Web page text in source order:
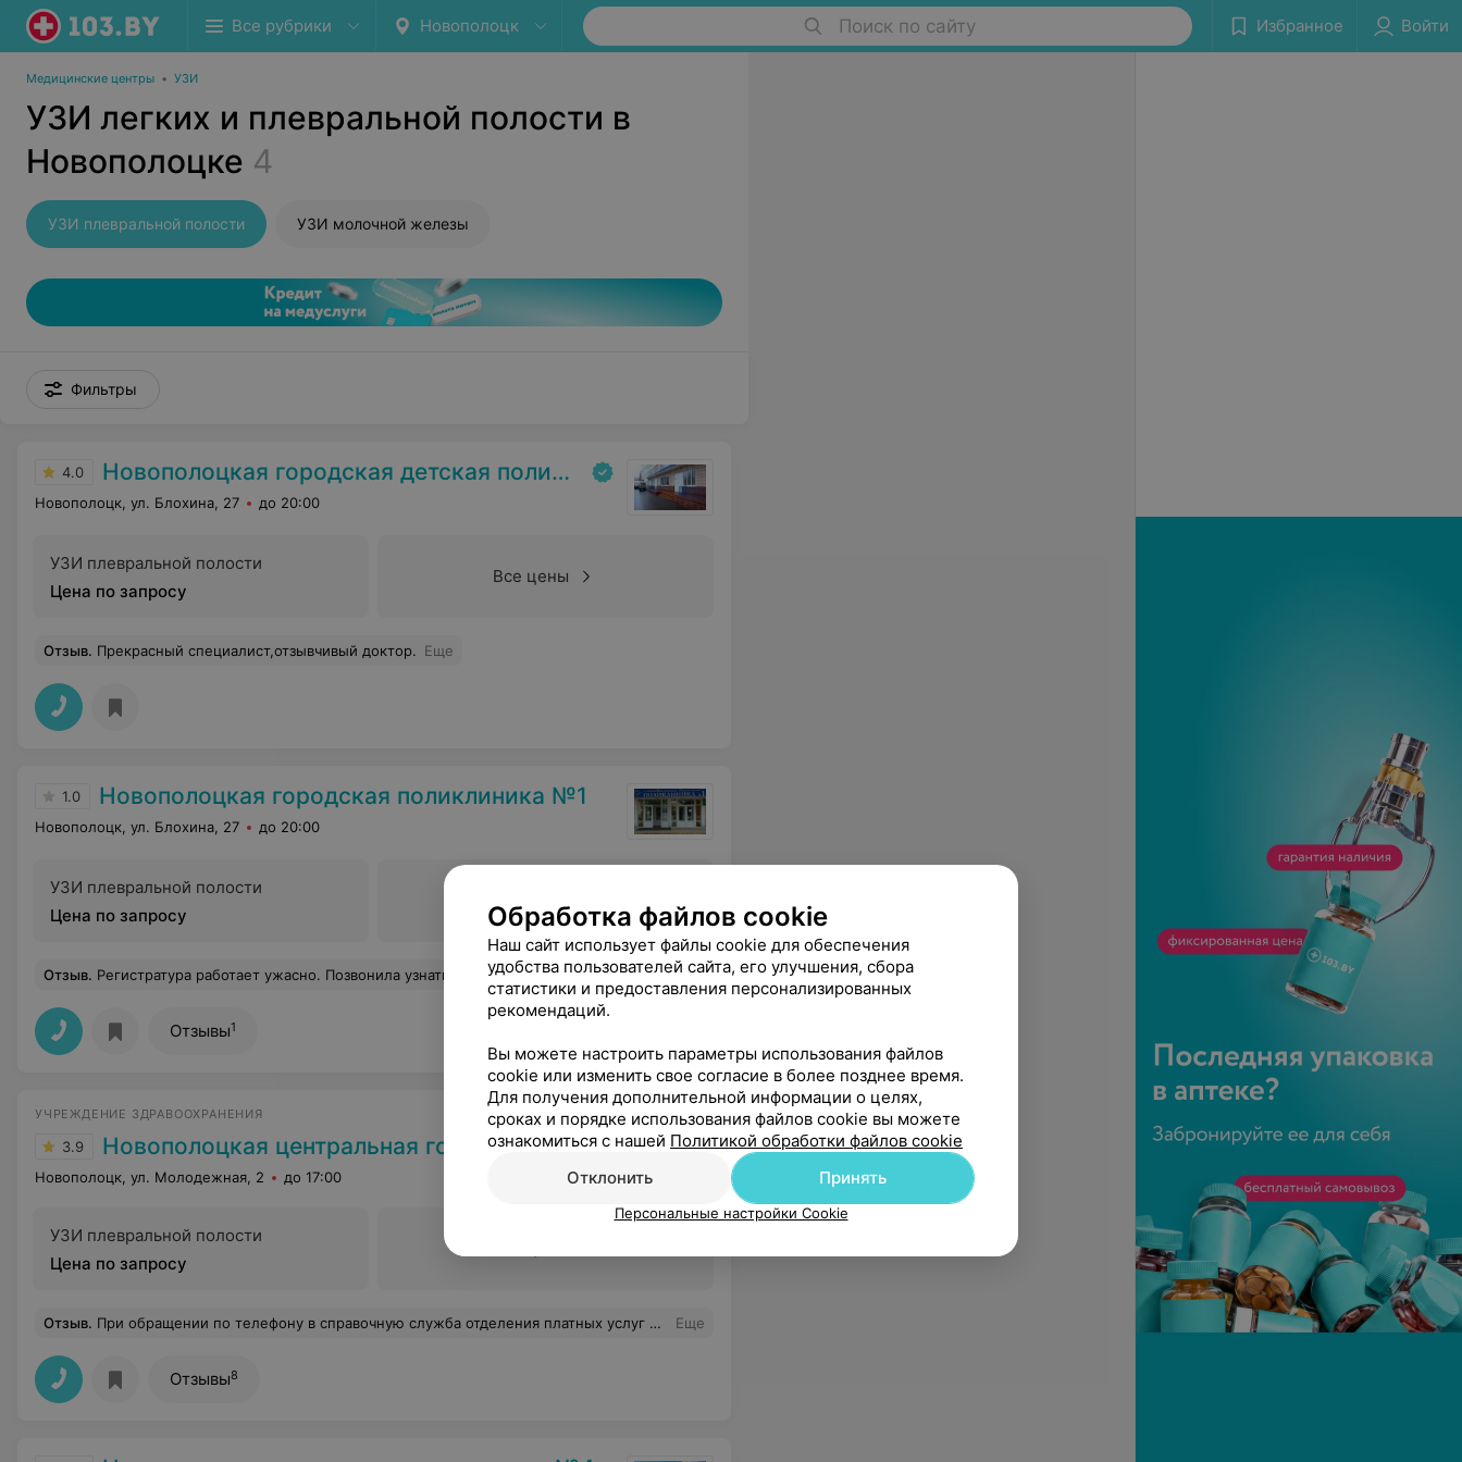
Все рубрики Новополоцк Поиск по сайту Избранное Войти
Медицинские центры • УЗИ
УЗИ легких и плевральной полости в
Новополоцке 4
УЗИ плевральной полости УЗИ молочной железы
Фильтры
4.0 Новополоцкая городская детская поликлиника
Новополоцк, ул. Блохина, 27 до 20:00
УЗИ плевральной полости
Цена по запросу
Все цены
Отзыв. Прекрасный специалист,отзывчивый доктор. Еще
1.0 Новополоцкая городская поликлиника №1
Новополоцк, ул. Блохина, 27 до 20:00
УЗИ плевральной полости
Цена по запросу
Отзыв. Регистратура работает ужасно. Позвонила узнать ,как работает поликлиника 4.01.2025 и 6.01.2025 ,мне грубо ответили, что поликлиника не работает до 8.01 2025. А оказывается работает. Еще
Отзывы1
УЧРЕЖДЕНИЕ ЗДРАВООХРАНЕНИЯ
3.9 Новополоцкая центральная городская больница
Новополоцк, ул. Молодежная, 2 до 17:00
УЗИ плевральной полости
Цена по запросу
Отзыв. При обращении по телефону в справочную служба отделения платных услуг Новополоцкой ЦГБ 23.08 столкнулась с грубым и хамским отношением специалиста, который отвечал на телефонный звонок. На вопрос: «Когда можно и нужно сдать ПЦР тест на COVID-19 для выезда за границу, если нужно уехать 29.08», ответ был получен в хамской и грубой форме: «мне все равно когда и куда вам нужно, у нас запись за неделю». Нормально информация предоставлена не была. Альтернативные варианты также не оглашались. Не рекомендую. Еще
Отзывы8
Обработка файлов cookie
Наш сайт использует файлы cookie для обеспечения
удобства пользователей сайта, его улучшения, сбора
статистики и предоставления персонализированных
рекомендаций.
Вы можете настроить параметры использования файлов
cookie или изменить свое согласие в более позднее время.
Для получения дополнительной информации о целях,
сроках и порядке использования файлов cookie вы можете
ознакомиться с нашей Политикой обработки файлов cookie
Отклонить
Принять
Персональные настройки Cookie